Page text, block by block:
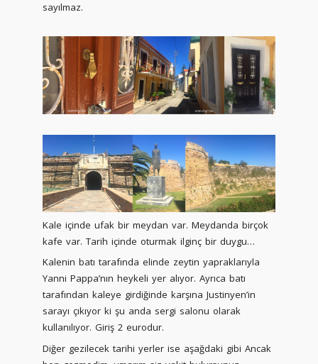
sayılmaz.
Kale içinde ufak bir meydan var. Meydanda birçok
kafe var. Tarih içinde oturmak ilginç bir duygu…
Kalenin batı tarafında elinde zeytin yapraklarıyla
Yanni Pappa’nın heykeli yer alıyor. Ayrıca batı
tarafından kaleye girdiğinde karşına Justinyen’in
sarayı çıkıyor ki şu anda sergi salonu olarak
kullanılıyor. Giriş 2 eurodur.
Diğer gezilecek tarihi yerler ise aşağdaki gibi Ancak